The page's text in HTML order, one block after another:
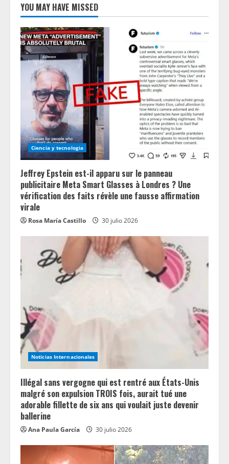
YOU MAY HAVE MISSED
Ciencia y tecnologia
Jeffrey Epstein est-il apparu sur le panneau
publicitaire Meta Smart Glasses à Londres ? Une
vérification des faits révèle une fausse affirmation
virale
Rosa María Castillo 30 julio 2026
Noticias Internacionales
Illégal sans vergogne qui est rentré aux États-Unis
malgré son expulsion TROIS fois, aurait tué une
adorable fillette de six ans qui voulait juste devenir
ballerine
Ana Paula García 30 julio 2026